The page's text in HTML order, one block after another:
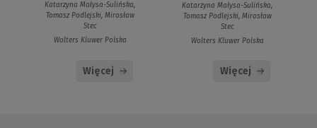
Katarzyna Małysa-Sulińska,
Tomasz Podlejski, Mirosław
Stec
Wolters Kluwer Polska
Więcej
Katarzyna Małysa-Sulińska,
Tomasz Podlejski, Mirosław
Stec
Wolters Kluwer Polska
Więcej